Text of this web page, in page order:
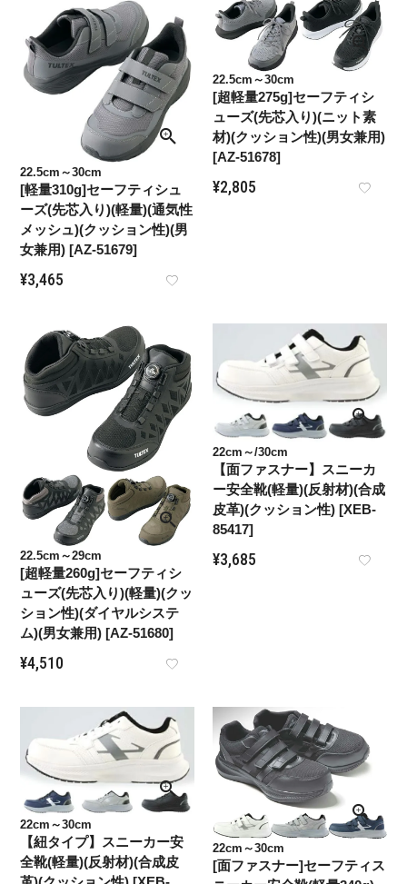
22.5cm～30cm
[軽量310g]セーフティシュ
ーズ(先芯入り)(軽量)(通気性
メッシュ)(クッション性)(男
女兼用) [AZ-51679]
¥3,465
22.5cm～30cm
[超軽量275g]セーフティシ
ューズ(先芯入り)(ニット素
材)(クッション性)(男女兼用)
[AZ-51678]
¥2,805
22.5cm～29cm
[超軽量260g]セーフティシ
ューズ(先芯入り)(軽量)(クッ
ション性)(ダイヤルシステ
ム)(男女兼用) [AZ-51680]
¥4,510
22cm～/30cm
【面ファスナー】スニーカ
ー安全靴(軽量)(反射材)(合成
皮革)(クッション性) [XEB-
85417]
¥3,685
22cm～30cm
【紐タイプ】スニーカー安
全靴(軽量)(反射材)(合成皮
22cm～30cm
[面ファスナー]セーフティス